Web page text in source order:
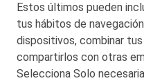
Estos últimos pueden
tus hábitos de
dispositivos, combinar
compartirlos con otras
Selecciona Solo